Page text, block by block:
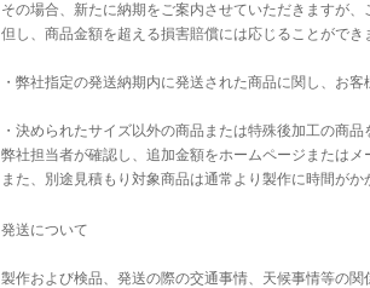
その場合、新たに納期をご案内させていただきますが
但し、商品金額を超える損害賠償には応じることができ
・弊社指定の発送納期内に発送された商品に関し、お
・決められたサイズ以外の商品または特殊後加工の商
弊社担当者が確認し、追加金額をホームページまたはメ
また、別途見積もり対象商品は通常より製作に時間が
発送について
製作および検品、発送の際の交通事情、天候事情等の